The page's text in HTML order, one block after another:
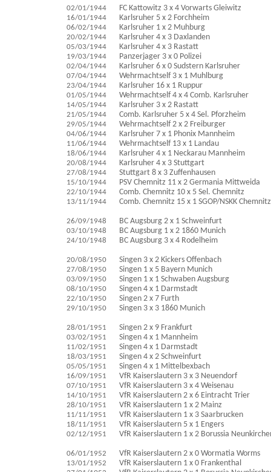
02/01/1944
16/01/1944
06/02/1944
20/02/1944
05/03/1944
19/03/1944
02/04/1944
07/04/1944
23/04/1944
01/05/1944
14/05/1944
21/05/1944
29/05/1944
04/06/1944
11/06/1944
18/06/1944
20/08/1944
27/08/1944
15/10/1944
22/10/1944
13/11/1944
26/09/1948
03/10/1948
24/10/1948
20/08/1950
27/08/1950
03/09/1950
08/10/1950
22/10/1950
29/10/1950
28/01/1951
03/02/1951
11/02/1951
18/03/1951
05/05/1951
16/09/1951
07/10/1951
14/10/1951
28/10/1951
11/11/1951
18/11/1951
02/12/1951
06/01/1952
13/01/1952
FC Kattowitz 3 x 4 Vorwarts Gleiwitz
Karlsruher 5 x 2 Forchheim
Karlsruher 1 x 2 Muhburg
Karlsruher 4 x 3 Daxlanden
Karlsruher 4 x 3 Rastatt
Panzerjager 3 x 0 Polizei
Karlsruher 6 x 0 Sudstern Karlsruher
Wehrmachtself 3 x 1 Muhlburg
Karlsruher 16 x 1 Ruppur
Wehrmachtself 4 x 4 Comb. Karlsruher
Karlsruher 3 x 2 Rastatt
Comb. Karlsruher 5 x 4 Sel. Pforzheim
Wehrmachtself 2 x 2 Freiburger
Karlsruher 7 x 1 Phonix Mannheim
Wehrmachtself 13 x 1 Landau
Karlsruher 4 x 1 Neckarau Mannheim
Karlsruher 4 x 3 Stuttgart
Stuttgart 8 x 3 Zuffenhausen
PSV Chemnitz 11 x 2 Germania Mittweida
Comb. Chemnitz 10 x 5 Sel. Chemnitz
Comb. Chemnitz 15 x 1 SGOP/NSKK Chemnitz
BC Augsburg 2 x 1 Schweinfurt
BC Augsburg 1 x 2 1860 Munich
BC Augsburg 3 x 4 Rodelheim
Singen 3 x 2 Kickers Offenbach
Singen 1 x 5 Bayern Munich
Singen 1 x 1 Schwaben Augsburg
Singen 4 x 1 Darmstadt
Singen 2 x 7 Furth
Singen 3 x 3 1860 Munich
Singen 2 x 9 Frankfurt
Singen 4 x 1 Mannheim
Singen 4 x 1 Darmstadt
Singen 4 x 2 Schweinfurt
Singen 4 x 1 Mittelbexbach
VfR Kaiserslautern 3 x 3 Neuendorf
VfR Kaiserslautern 3 x 4 Weisenau
VfR Kaiserslautern 2 x 6 Eintracht Trier
VfR Kaiserslautern 1 x 2 Mainz
VfR Kaiserslautern 1 x 3 Saarbrucken
VfR Kaiserslautern 5 x 1 Engers
VfR Kaiserslautern 1 x 2 Borussia
VfR Kaiserslautern 2 x 0 Wormatia Worms
VfR Kaiserslautern 1 x 0 Frankenthal